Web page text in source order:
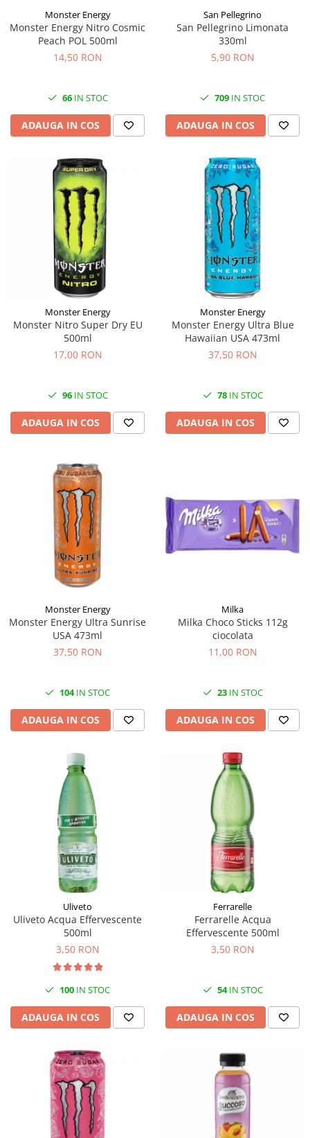
Monster Energy
Monster Energy Nitro Cosmic
Peach POL 500ml
14,50 RON
66IN STOC
ADAUGA IN COS
San Pellegrino
San Pellegrino Limonata
330ml
5,90 RON
709 IN STOC
ADAUGA IN COS
Monster Energy
Monster Nitro Super Dry EU
500ml
17,00 RON
96IN STOC
ADAUGA IN COS
Monster Energy
Monster Energy Ultra Blue
Hawaiian USA 473ml
37,50 RON
78IN STOC
ADAUGA IN COS
Monster Energy
Monster Energy Ultra Sunrise
USA 473ml
37,50 RON
104IN STOC
ADAUGA IN COS
Milka
Milka Choco Sticks 112g
ciocolata
11,00 RON
23IN STOC
ADAUGA IN COS
Uliveto
Uliveto Acqua Effervescente
500ml
3,50 RON
100 IN STOC
ADAUGA IN COS
Ferrarelle
Ferrarelle Acqua
Effervescente 500ml
3,50 RON
54IN STOC
ADAUGA IN COS